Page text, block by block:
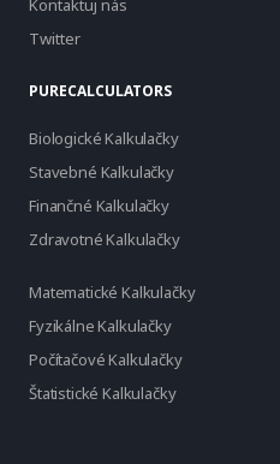
Kontaktuj nás
Twitter
PURECALCULATORS
Biologické Kalkulačky
Stavebné Kalkulačky
Finančné Kalkulačky
Zdravotné Kalkulačky
Matematické Kalkulačky
Fyzikálne Kalkulačky
Počítačové Kalkulačky
Štatistické Kalkulačky